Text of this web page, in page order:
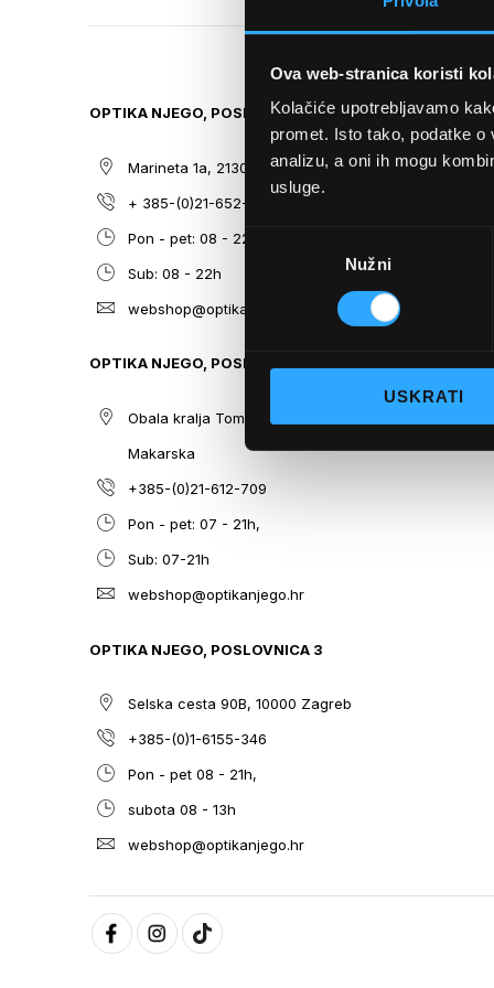
Ova web-stranica koristi
Kolačiće upotrebljavamo
promet. Isto tako, podatke
analizu, a oni ih mogu
usluge.
Odabir
Nužni
USKRATI
THE
THE
GALLERY
OPTIKA NJEGO, POSLOVNICA 1
Marineta 1a, 21300 Makarska
+ 385-(0)21-652-102
Pon - pet: 08 - 22h,
Sub: 08 - 22h
webshop@optikanjego.hr
OPTIKA NJEGO, POSLOVNICA 2
Obala kralja Tomislava 14, 21300
Makarska
+385-(0)21-612-709
Pon - pet: 07 - 21h,
Sub: 07-21h
webshop@optikanjego.hr
OPTIKA NJEGO, POSLOVNICA 3
Selska cesta 90B, 10000 Zagreb
+385-(0)1-6155-346
Pon - pet 08 - 21h,
subota 08 - 13h
webshop@optikanjego.hr
SITEMAP
O nama
Optika